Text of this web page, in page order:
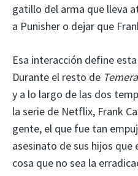
gatillo del arma que lleva
a Punisher o dejar que
Esa interacción define
Durante el resto de
y a lo largo de las dos
la serie de Netflix, Frank
gente, el que fue tan
asesinato de sus hijos que
cosa que no sea la